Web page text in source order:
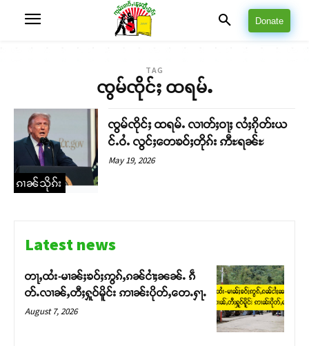
Donate
TAG
ၸွမ်ၸိုင်ႈ ထရမ်ႉ
ၵၢၼ်သိုၵ်း
ၸွမ်ၸိုင်ႈ ထရမ်ႉ လၢတ်ႈဝႃႈ လႆႈၵိုတ်းယ
င်ႉဝႆႉ လွင်ႈတေၶဝ်ႈတိုၵ်း ဢီႊရၼ်ႊ
May 19, 2026
Latest news
တႃႇထႆး-မၢၼ်ႈၶဝ်ႈဢွၵ်ႇၵၼ်ငၢႆႈၼၼ်ႉ ၵဵ
တ်ႉလၢၼ်ႇတီႈႁူဝ်မိူင်း ဢၢၼ်းပိုတ်ႇတေႉႁႃႉ
August 7, 2026